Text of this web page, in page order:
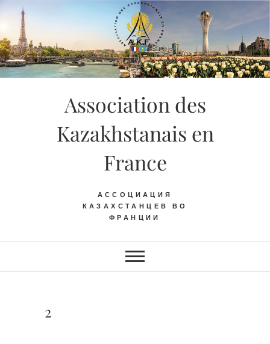
Skip
content
Association des
Kazakhstanais en
France
АССОЦИАЦИЯ
КАЗАХСТАНЦЕВ ВО
ФРАНЦИИ
2